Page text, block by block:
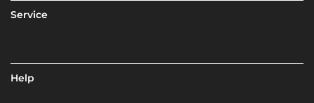
Service
Help